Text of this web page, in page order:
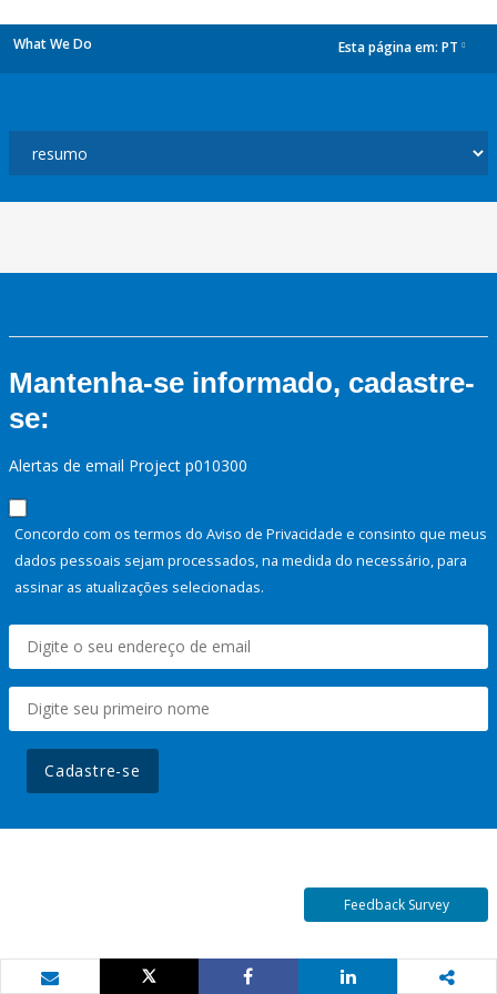
What We Do Esta página em: PT
Mantenha-se informado, cadastre-
se:
Alertas de email Project p010300
Concordo com os termos do Aviso de Privacidade e consinto que meus
dados pessoais sejam processados, na medida do necessário, para
assinar as atualizações selecionadas.
Cadastre-se
Feedback Survey